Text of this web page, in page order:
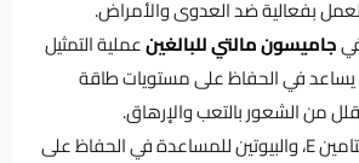
للعمل بفعالية ضد العدوى والأمراض.
جاميسون مالتي للبالغينعملية التمثيل
يساعد في الحفاظ على مستويات طاقة
من الشعور بالتعب والإرهاق.
مع فيتامين A، فيتامين E، والبيوتين للمساعدة في الحفاظ على